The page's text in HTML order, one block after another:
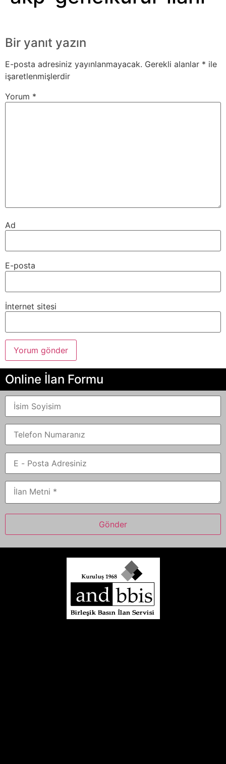
Bir yanıt yazın
E-posta adresiniz yayınlanmayacak. Gerekli alanlar * ile
işaretlenmişlerdir
Yorum *
Ad
E-posta
İnternet sitesi
Online İlan Formu